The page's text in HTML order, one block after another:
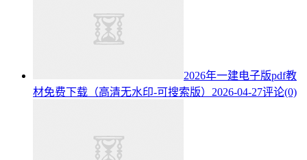
2026年一建电子版pdf教
材免费下载（高清无水印-可搜索版） 2026-04-27评论(0)